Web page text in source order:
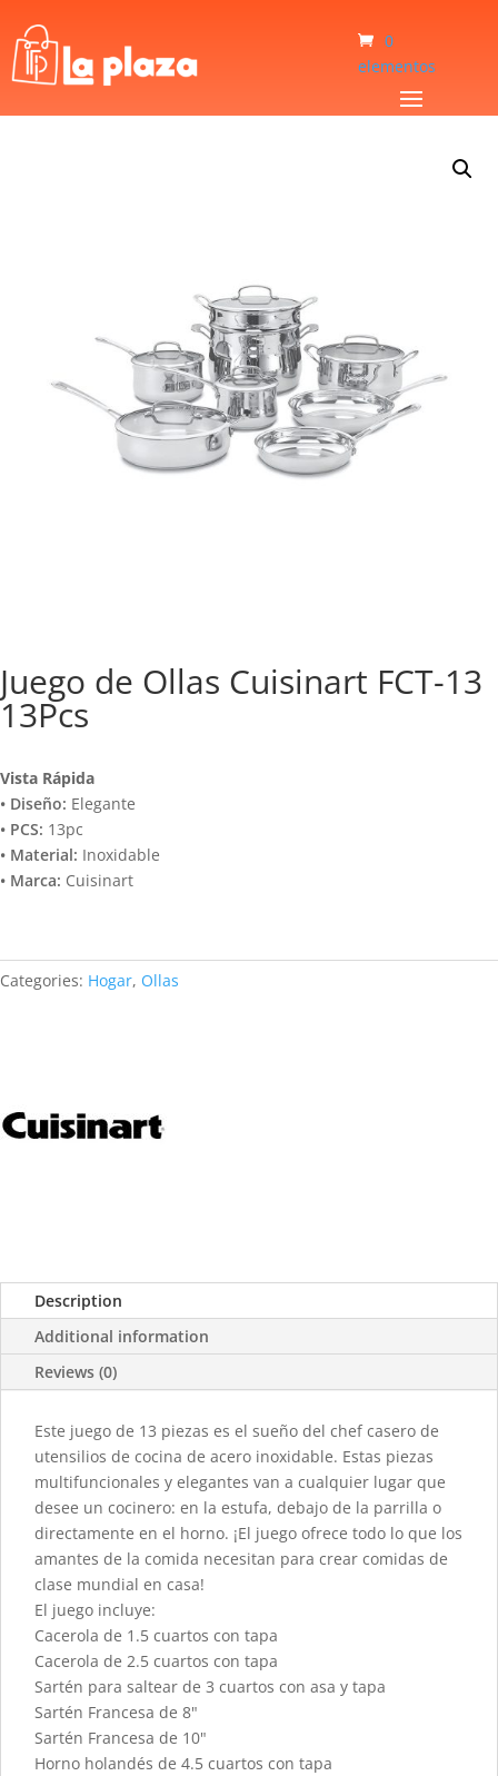
0
elementos
Juego de Ollas Cuisinart FCT-13
13Pcs
Vista Rápida
• Diseño: Elegante
• PCS: 13pc
• Material: Inoxidable
• Marca: Cuisinart
Categories: Hogar, Ollas
Description
Additional information
Reviews (0)
Este juego de 13 piezas es el sueño del chef casero de
utensilios de cocina de acero inoxidable. Estas piezas
multifuncionales y elegantes van a cualquier lugar que
desee un cocinero: en la estufa, debajo de la parrilla o
directamente en el horno. ¡El juego ofrece todo lo que los
amantes de la comida necesitan para crear comidas de
clase mundial en casa!
El juego incluye:
Cacerola de 1.5 cuartos con tapa
Cacerola de 2.5 cuartos con tapa
Sartén para saltear de 3 cuartos con asa y tapa
Sartén Francesa de 8"
Sartén Francesa de 10"
Horno holandés de 4.5 cuartos con tapa